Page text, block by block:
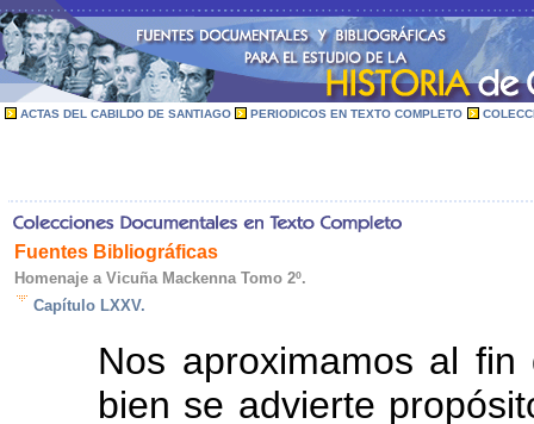
ACTAS DEL CABILDO DE SANTIAGO PERIODICOS EN TEXTO COMPLETO
Fuentes Bibliográficas
Homenaje a Vicuña Mackenna Tomo 2º.
Capítulo LXXV.
Nos aproximamos al
bien se advierte